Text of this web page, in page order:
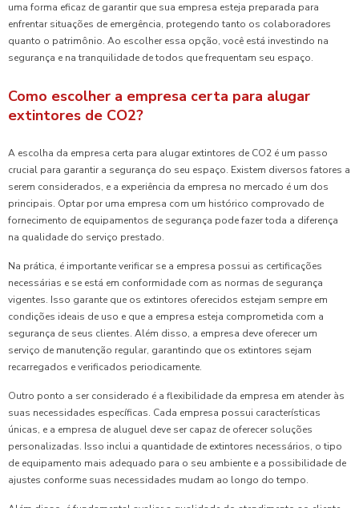
uma forma eficaz de garantir que sua empresa esteja preparada para
enfrentar situações de emergência, protegendo tanto os colaboradores
quanto o patrimônio. Ao escolher essa opção, você está investindo na
segurança e na tranquilidade de todos que frequentam seu espaço.
Como escolher a empresa certa para alugar
extintores de CO2?
A escolha da empresa certa para alugar extintores de CO2 é um passo
crucial para garantir a segurança do seu espaço. Existem diversos fatores a
serem considerados, e a experiência da empresa no mercado é um dos
principais. Optar por uma empresa com um histórico comprovado de
fornecimento de equipamentos de segurança pode fazer toda a diferença
na qualidade do serviço prestado.
Na prática, é importante verificar se a empresa possui as certificações
necessárias e se está em conformidade com as normas de segurança
vigentes. Isso garante que os extintores oferecidos estejam sempre em
condições ideais de uso e que a empresa esteja comprometida com a
segurança de seus clientes. Além disso, a empresa deve oferecer um
serviço de manutenção regular, garantindo que os extintores sejam
recarregados e verificados periodicamente.
Outro ponto a ser considerado é a flexibilidade da empresa em atender às
suas necessidades específicas. Cada empresa possui características
únicas, e a empresa de aluguel deve ser capaz de oferecer soluções
personalizadas. Isso inclui a quantidade de extintores necessários, o tipo
de equipamento mais adequado para o seu ambiente e a possibilidade de
ajustes conforme suas necessidades mudam ao longo do tempo.